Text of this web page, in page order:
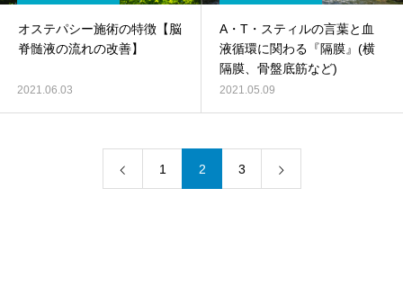
オステパシー施術の特徴【脳
脊髄液の流れの改善】
2021.06.03
A・T・スティルの言葉と血
液循環に関わる『隔膜』(横
隔膜、骨盤底筋など)
2021.05.09
1 2 3